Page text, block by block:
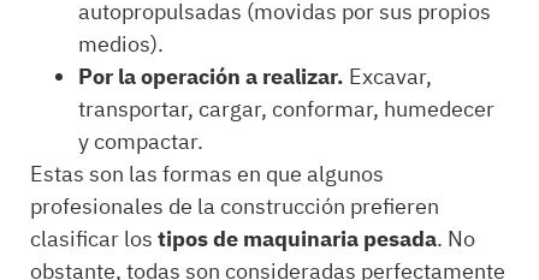
autopropulsadas (movidas por sus propios
medios).
Por la operación a realizar. Excavar,
transportar, cargar, conformar, humedecer
y compactar.
Estas son las formas en que algunos
profesionales de la construcción prefieren
clasificar lostipos de maquinaria pesada. No
obstante, todas son consideradas perfectamente